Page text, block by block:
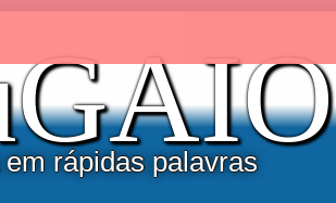
rápidas palavras